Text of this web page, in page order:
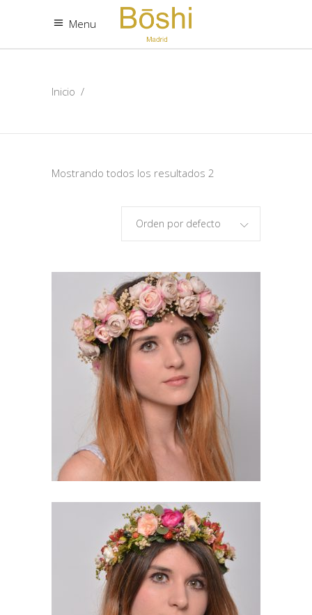
Menu
Inicio /
Mostrando todos los resultados 2
Orden por defecto
HELENA. CORONA CON
FLORES PRESERVADAS
90,00
VALERIA. CORONA CON
FLORES PRESERVADAS